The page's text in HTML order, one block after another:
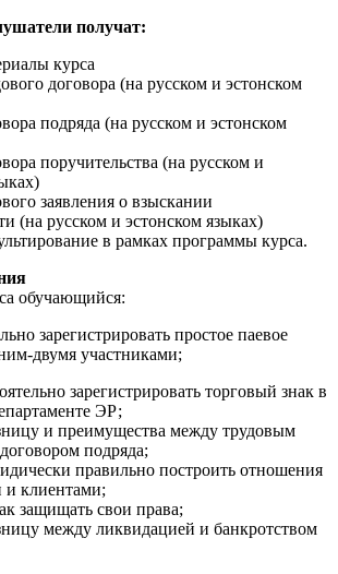
получат:
курса
договора (на русском и эстонском
подряда (на русском и эстонском
поручительства (на русском и
заявления о взыскании
(на русском и эстонском языках)
в рамках программы курса.
обучающийся:
зарегистрировать простое паевое
двумя участниками;
зарегистрировать торговый знак в
ЭР;
и преимущества между трудовым
подряда;
правильно построить отношения
и клиентами;
защищать свои права;
между ликвидацией и банкротством